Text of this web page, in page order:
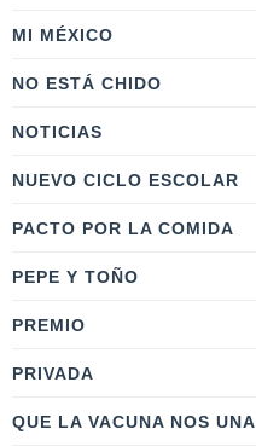
MI MÉXICO
NO ESTÁ CHIDO
NOTICIAS
NUEVO CICLO ESCOLAR
PACTO POR LA COMIDA
PEPE Y TOÑO
PREMIO
PRIVADA
QUE LA VACUNA NOS UNA